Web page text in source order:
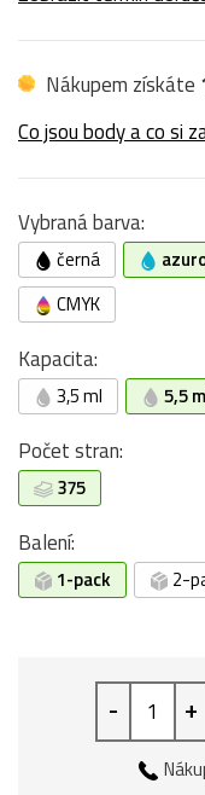
Nákupem získáte
Co jsou body a co si
Vybraná barva:
černá
CMYK
Kapacita:
3,5 ml 5,5
Počet stran:
375
Balení:
1-pack 2-
- +